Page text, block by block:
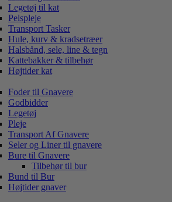
Legetøj til kat
Pelspleje
Transport Tasker
Hule, kurv & kradsetræer
Halsbånd, sele, line & tegn
Kattebakker & tilbehør
Højtider kat
Foder til Gnavere
Godbidder
Legetøj
Pleje
Transport Af Gnavere
Seler og Liner til gnavere
Bure til Gnavere
Tilbehør til bur
Bund til Bur
Højtider gnaver